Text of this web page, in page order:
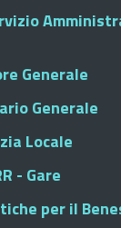
Generale
Generale
Locale
- Gare
per il